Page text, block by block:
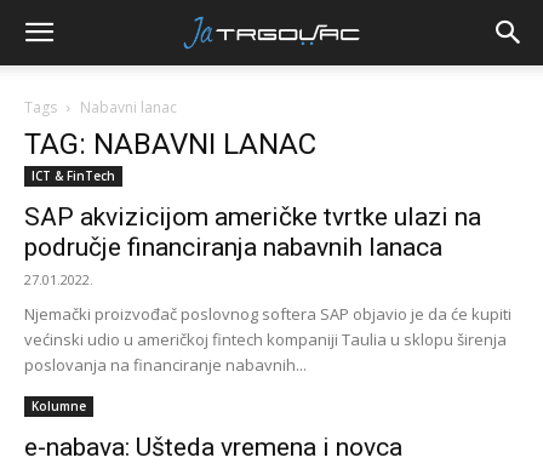
Tags Nabavni lanac
TAG: NABAVNI LANAC
ICT & FinTech
SAP akvizicijom američke tvrtke ulazi na
područje financiranja nabavnih lanaca
27.01.2022.
Njemački proizvođač poslovnog softera SAP objavio je da će kupiti
većinski udio u američkoj fintech kompaniji Taulia u sklopu širenja
poslovanja na financiranje nabavnih...
Kolumne
e-nabava: Ušteda vremena i novca